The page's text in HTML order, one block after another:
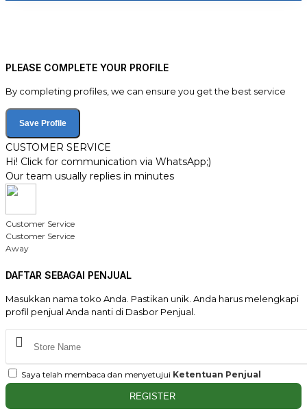
PLEASE COMPLETE YOUR PROFILE
By completing profiles, we can ensure you get the best service
Save Profile
CUSTOMER SERVICE
Hi! Click for communication via WhatsApp;)
Our team usually replies in minutes
Customer Service
Customer Service
Away
DAFTAR SEBAGAI PENJUAL
Masukkan nama toko Anda. Pastikan unik. Anda harus melengkapi
profil penjual Anda nanti di Dasbor Penjual.
Saya telah membaca dan menyetujui Ketentuan Penjual
REGISTER